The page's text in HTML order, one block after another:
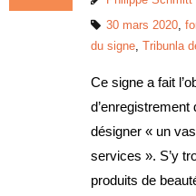
30 mars 2020,
du signe, Tribunla
Ce signe a fait
d’enregistrement
désigner « un
services ». S’y
produits de